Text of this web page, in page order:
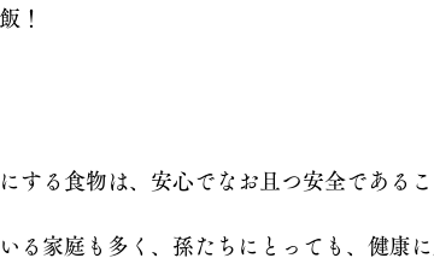
！
する食物は、安心でなお且つ安全である
る家庭も多く、孫たちにとっても、健康